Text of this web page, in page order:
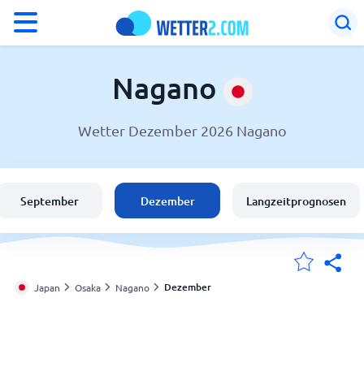
Wetter in Nagano
Schweiz
Deutschland
Nagano
Wetter Dezember 2026 Nagano
September Dezember Langzeitprognosen
Japan Osaka Nagano Dezember